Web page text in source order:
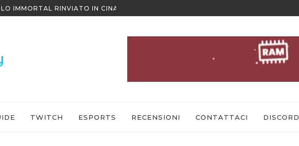
SWITCH SPORTS: COME GIOCARE IN MULTIPLAYER
TWITCH ESPORTS RECENSIONI CONTATTACI DISCORD